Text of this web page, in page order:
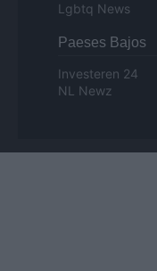
Lgbtq News
Paeses Bajos
Investeren 24
NL Newz